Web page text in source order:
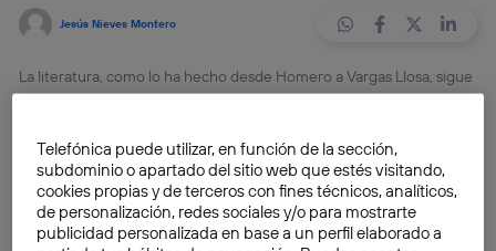
Jesús Nieves Montero
La literatura, como lo ha hecho desde Homero a Vargas Llosa, sigue
siendo parte importante de la sensibilidad humana. En la era de los
experiencia híbrida, un tanto diferente a la de la era de Gutemberg.
En ella, no obstante, escritores, editores, libreros y lectores
continúan compartiendo ese ejercicio de imaginación y memoria.
Telefónica puede utilizar, en función de la sección,
subdominio o apartado del sitio web que estés visitando,
cookies propias y de terceros con fines técnicos, analíticos,
de personalización, redes sociales y/o para mostrarte
publicidad personalizada en base a un perfil elaborado a